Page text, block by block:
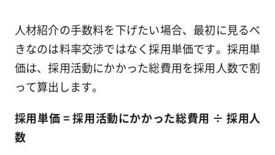
人材紹介の手数料を下げたい場合、最初に見るべ
きなのは料率交渉ではなく採用単価です。採用単
価は、採用活動にかかった総費用を採用人数で割
って算出します。
採用単価 = 採用活動にかかった総費用 ÷ 採用人
数